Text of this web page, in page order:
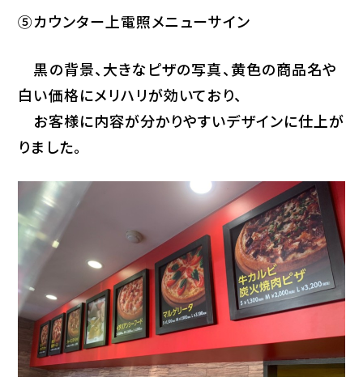
⑤カウンター上電照メニューサイン
黒の背景、大きなピザの写真、黄色の商品名や
白い価格にメリハリが効いており、
お客様に内容が分かりやすいデザインに仕上が
りました。